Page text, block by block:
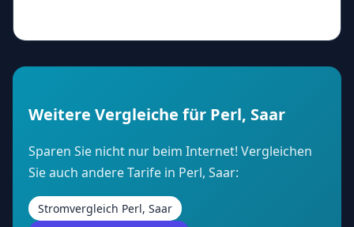
Weitere Vergleiche für Perl, Saar
Sparen Sie nicht nur beim Internet! Vergleichen
Sie auch andere Tarife in Perl, Saar:
Stromvergleich Perl, Saar